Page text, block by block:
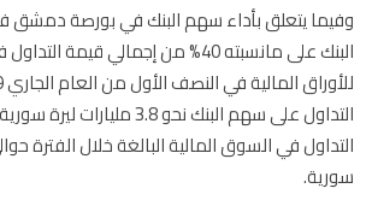
يتعلق بأداء سهم البنك في بورصة دمشق
البنك على مانسبته 40% من إجمالي قيمة
التداول على سهم البنك نحو 3.8 مليارات